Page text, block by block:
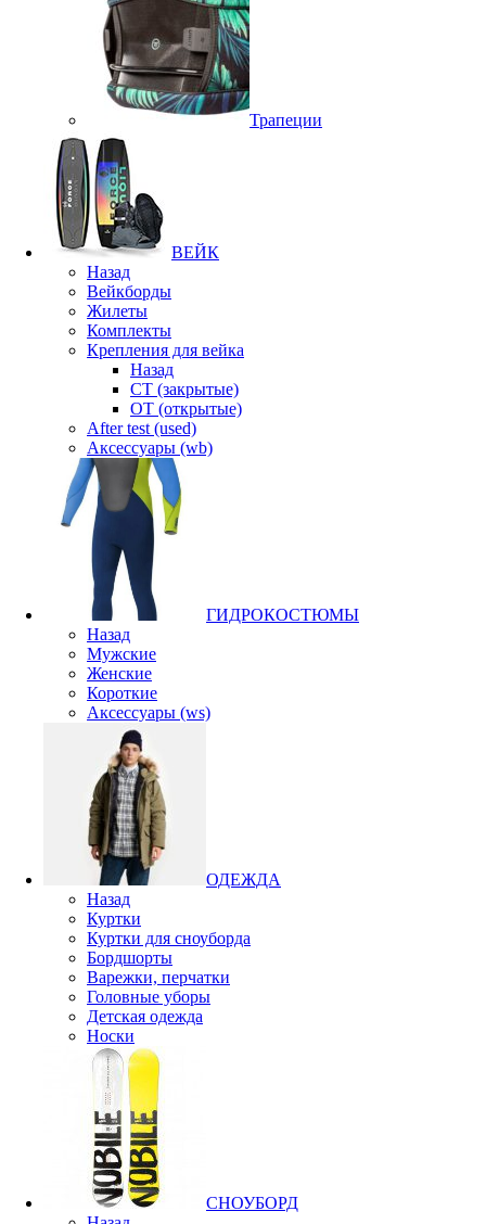
Трапеции
ВЕЙК
Назад
Вейкборды
Жилеты
Комплекты
Крепления для вейка
Назад
CT (закрытые)
OT (открытые)
After test (used)
Аксессуары (wb)
ГИДРОКОСТЮМЫ
Назад
Мужские
Женские
Короткие
Аксессуары (ws)
ОДЕЖДА
Назад
Куртки
Куртки для сноуборда
Бордшорты
Варежки, перчатки
Головные уборы
Детская одежда
Носки
СНОУБОРД